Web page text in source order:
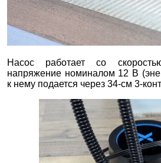
Насос работает со
напряжение номиналом 12 В
к нему подается через 34-см 3-